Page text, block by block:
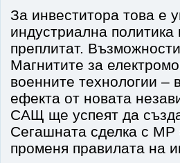
За инвеститора това е
индустриална политика
преплитат.
Магнитите за
военните технологии –
ефекта от новата
САЩ ще успеят да
Сегашната сделка с
променя правилата на